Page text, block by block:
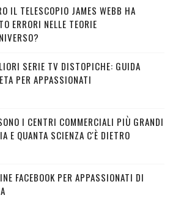
IL TELESCOPIO JAMES WEBB HA
ERRORI NELLE TEORIE
SERIE TV DISTOPICHE: GUIDA
PER APPASSIONATI
I CENTRI COMMERCIALI PIÙ GRANDI
E QUANTA SCIENZA C'È DIETRO
FACEBOOK PER APPASSIONATI DI